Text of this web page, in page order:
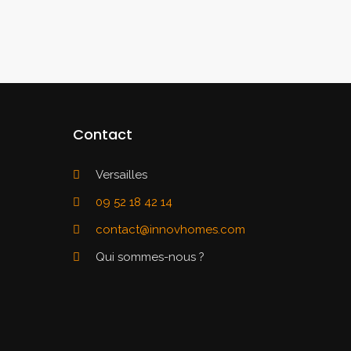
Contact
Versailles
09 52 18 42 14
contact@innovhomes.com
Qui sommes-nous ?